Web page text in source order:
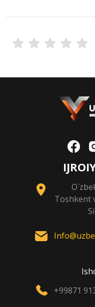
Toshkent
+99871